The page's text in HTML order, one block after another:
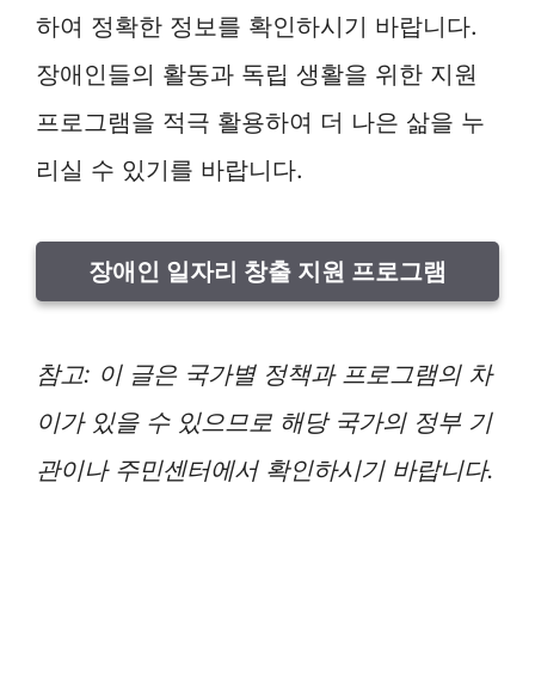
하여 정확한 정보를 확인하시기 바랍니다.
장애인들의 활동과 독립 생활을 위한 지원
프로그램을 적극 활용하여 더 나은 삶을 누
리실 수 있기를 바랍니다.
장애인 일자리 창출 지원 프로그램
참고: 이 글은 국가별 정책과 프로그램의 차
이가 있을 수 있으므로 해당 국가의 정부 기
관이나 주민센터에서 확인하시기 바랍니다.